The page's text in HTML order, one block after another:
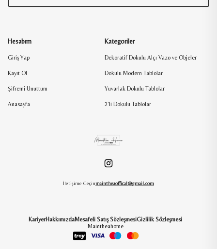
İletişime Geçinmaintheaoffical@gmail.com
Hesabım
Giriş Yap
Kayıt Ol
Şifremi Unuttum
Anasayfa
Kategoriler
Dekoratif Dokulu Alçı Vazo ve Objeler
Dokulu Modern Tablolar
Yuvarlak Dokulu Tablolar
2'li Dokulu Tablolar
Maintheahome
KariyerHakkımızdaMesafeli Satış SözleşmesiGizlilik Sözleşmesi